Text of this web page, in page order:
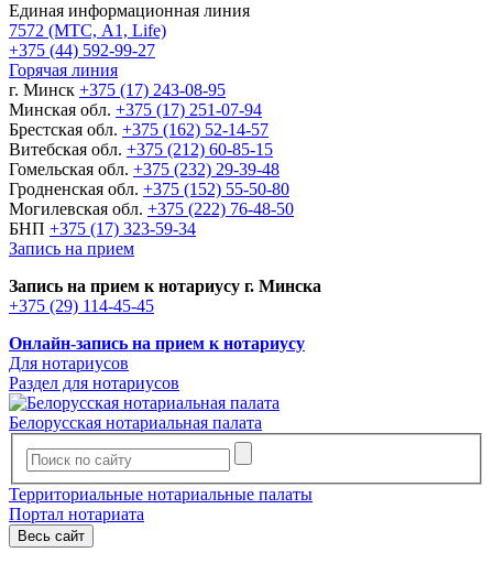
Единая информационная линия
7572 (МТС, A1, Life)
+375 (44) 592-99-27
Горячая линия
г. Минск +375 (17) 243-08-95
Минская обл. +375 (17) 251-07-94
Брестская обл. +375 (162) 52-14-57
Витебская обл. +375 (212) 60-85-15
Гомельская обл. +375 (232) 29-39-48
Гродненская обл. +375 (152) 55-50-80
Могилевская обл. +375 (222) 76-48-50
БНП +375 (17) 323-59-34
Запись на прием
Запись на прием к нотариусу г. Минска
+375 (29) 114-45-45
Онлайн-запись на прием к нотариусу
Для нотариусов
Раздел для нотариусов
Белорусская нотариальная палата
Территориальные нотариальные палаты
Портал нотариата
Весь сайт